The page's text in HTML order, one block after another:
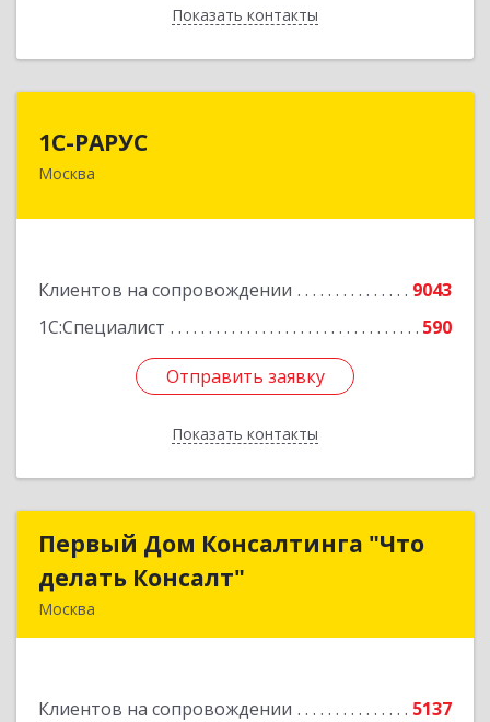
Показать контакты
Назад
1С-РАРУС
Москва
Клиентов на сопровождении
9043
1С:Специалист
590
Отправить заявку
Показать контакты
127434, Москва г, Дмитровское ш, дом № 9Б
Отправить заявку
Назад
Первый Дом Консалтинга "Что
делать Консалт"
Москва
Клиентов на сопровождении
5137
Первый Дом Консалтинга "Что